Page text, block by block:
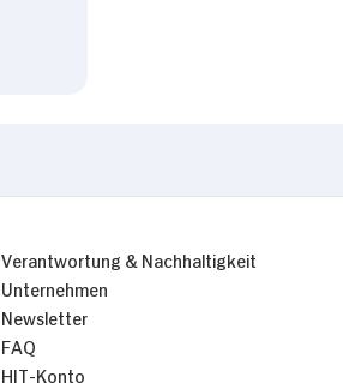
Verantwortung & Nachhaltigkeit
Unternehmen
Newsletter
FAQ
HIT-Konto